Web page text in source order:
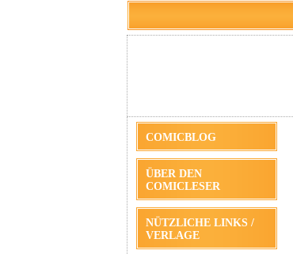
COMICBLOG
ÜBER DEN
COMICLESER
NÜTZLICHE LINKS /
VERLAGE